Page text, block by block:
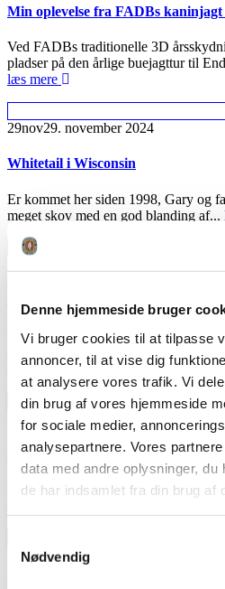
Denne hjemmeside bruger
Vi bruger cookies til at tilpasse
annoncer, til at vise dig
at analysere vores trafik. Vi
din brug af vores hjemmeside
for sociale medier,
analysepartnere. Vores
data med andre oplysninger, du
de har indsamlet fra din brug af
Nødvendig
Min oplevelse fra FADBs kaninjagt
Ved FADBs traditionelle 3D
pladser på den årlige buejagttur til
læs mere
29nov29. november 2024
Whitetail i Wisconsin
Er kommet her siden 1998, Gary og
meget skov med en god blanding af...
Vi har modtaget følgende beretning
Jagtens gudinde Diana er sq en
læs mere
maj 24. maj 2024
Den perfekte pil. 45 gange i træk…
Faktisk er der tale om 135 perfekte
jan19. januar 2024